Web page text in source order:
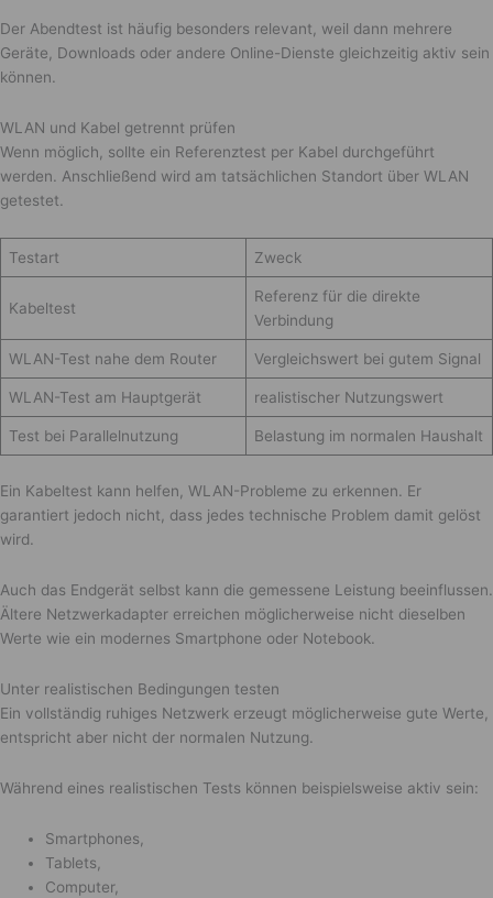
Der Abendtest ist häufig besonders relevant, weil dann mehrere
Geräte, Downloads oder andere Online-Dienste gleichzeitig aktiv sein
können.
WLAN und Kabel getrennt prüfen
Wenn möglich, sollte ein Referenztest per Kabel durchgeführt
werden. Anschließend wird am tatsächlichen Standort über WLAN
getestet.
Testart Zweck
Kabeltest
Referenz für die direkte
Verbindung
WLAN-Test nahe dem Router Vergleichswert bei gutem Signal
WLAN-Test am Hauptgerät realistischer Nutzungswert
Test bei Parallelnutzung Belastung im normalen Haushalt
Ein Kabeltest kann helfen, WLAN-Probleme zu erkennen. Er
garantiert jedoch nicht, dass jedes technische Problem damit gelöst
wird.
Auch das Endgerät selbst kann die gemessene Leistung beeinflussen.
Ältere Netzwerkadapter erreichen möglicherweise nicht dieselben
Werte wie ein modernes Smartphone oder Notebook.
Unter realistischen Bedingungen testen
Ein vollständig ruhiges Netzwerk erzeugt möglicherweise gute Werte,
entspricht aber nicht der normalen Nutzung.
Während eines realistischen Tests können beispielsweise aktiv sein:
Smartphones,
Tablets,
Computer,